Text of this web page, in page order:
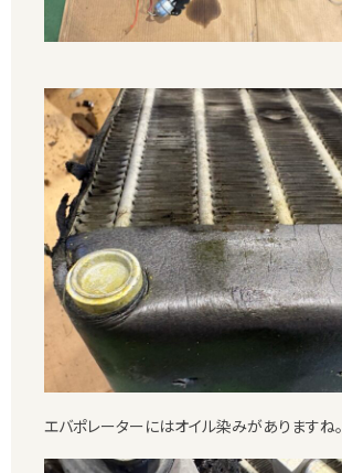
エバポレーターにはオイル染みがありますね。